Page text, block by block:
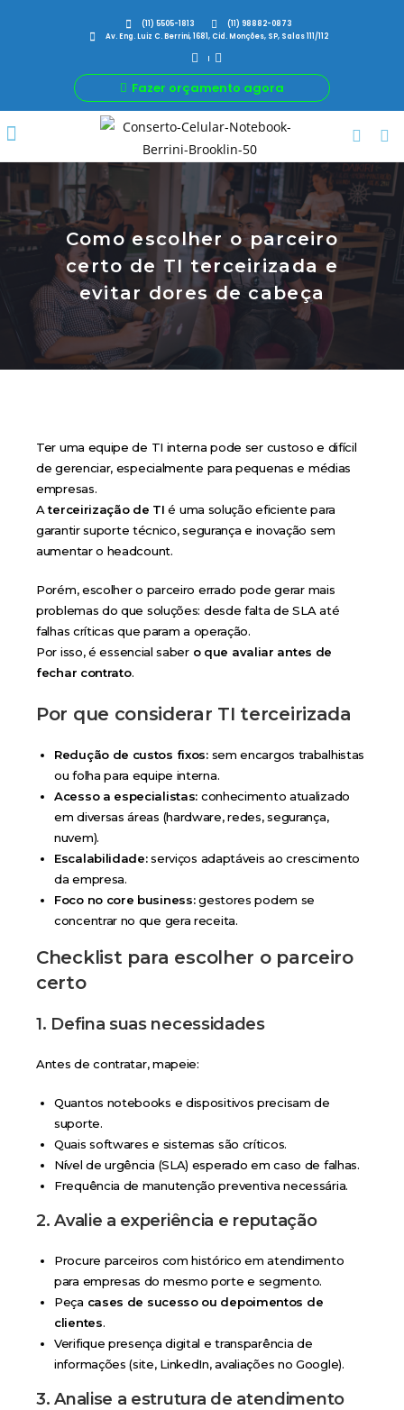
(11) 5505-1813
(11) 98882-0873
Av. Eng. Luiz C. Berrini, 1681, Cid. Monções, SP, Salas 111/112
Fazer orçamento agora
Como escolher o parceiro
certo de TI terceirizada e
evitar dores de cabeça
Ter uma equipe de TI interna pode ser custoso e difícil
de gerenciar, especialmente para pequenas e médias
empresas.
Aterceirização de TI é uma solução eficiente para
garantir suporte técnico, segurança e inovação sem
aumentar o headcount.
Porém, escolher o parceiro errado pode gerar mais
problemas do que soluções: desde falta de SLA até
falhas críticas que param a operação.
Por isso, é essencial saber o que avaliar antes de
fechar contrato.
Por que considerar TI terceirizada
Redução de custos fixos:sem encargos trabalhistas
ou folha para equipe interna.
Acesso a especialistas: conhecimento atualizado
em diversas áreas (hardware, redes, segurança,
nuvem).
Escalabilidade:serviços adaptáveis ao crescimento
da empresa.
Foco no core business:gestores podem se
concentrar no que gera receita.
Checklist para escolher o parceiro
certo
1. Defina suas necessidades
Antes de contratar, mapeie:
Quantos notebooks e dispositivos precisam de
suporte.
Quais softwares e sistemas são críticos.
Nível de urgência (SLA) esperado em caso de falhas.
Frequência de manutenção preventiva necessária.
2. Avalie a experiência e reputação
Procure parceiros com histórico em atendimento
para empresas do mesmo porte e segmento.
Peça cases de sucesso ou depoimentos de
clientes.
Verifique presença digital e transparência de
informações (site, LinkedIn, avaliações no Google).
3. Analise a estrutura de atendimento